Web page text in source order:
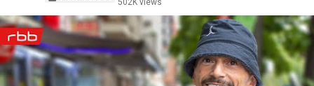
502K views